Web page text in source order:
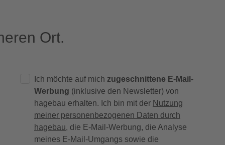
Ort.
Ich möchte auf mich zugeschnittene E-Mail-
Werbung (inklusive den Newsletter) von
hagebau erhalten. Ich bin mit der Nutzung
meiner personenbezogenen Daten durch
hagebau, die E-Mail-Werbung, die Analyse
meines E-Mail-Umgangs sowie die